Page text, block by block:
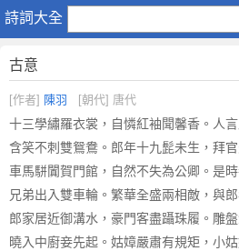
詩詞大全
古
文
注
釋
譯
文
古
意
賞
古意
[作者] 陳羽 [朝代] 唐代
十三學繡羅衣裳，自憐紅袖聞馨香。人言
含笑不刺雙鴛鴦。郎年十九髭未生，拜官
車馬駢闐賀門館，自然不失為公卿。是時
兄弟出入雙車輪。繁華全盛兩相敵，與
郎家居近御溝水，豪門客盡躡珠履。雕盤
曉入中廚妾先起。姑嫜嚴肅有規矩，小